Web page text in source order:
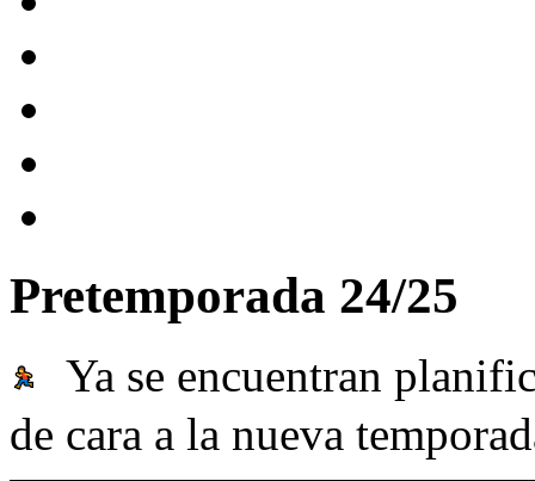
Pretemporada 24/25
Ya se encuentran
de cara a la nueva